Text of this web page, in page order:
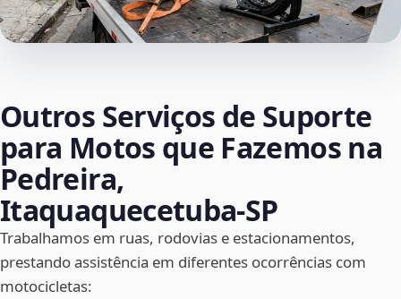
Outros Serviços de Suporte
para Motos que Fazemos na
Pedreira,
Itaquaquecetuba‑SP
Trabalhamos em ruas, rodovias e estacionamentos,
prestando assistência em diferentes ocorrências com
motocicletas: